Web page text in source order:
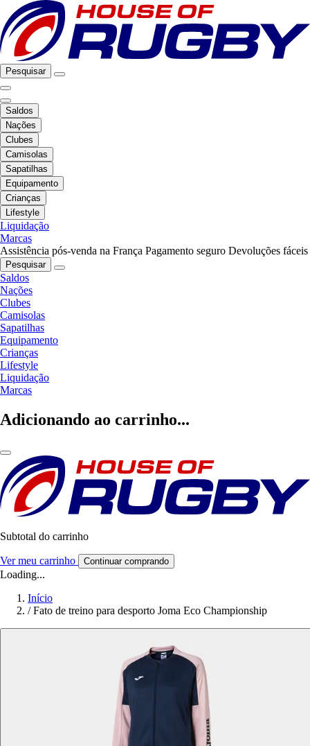
Pesquisar
Saldos
Nações
Clubes
Camisolas
Sapatilhas
Equipamento
Crianças
Lifestyle
Liquidação
Marcas
Assistência pós-venda na França Pagamento seguro Devoluções fáceis
Pesquisar
Saldos
Nações
Clubes
Camisolas
Sapatilhas
Equipamento
Crianças
Lifestyle
Liquidação
Marcas
Adicionando ao carrinho...
Subtotal do carrinho
Ver meu carrinho Continuar comprando
Loading...
Início
/ Fato de treino para desporto Joma Eco Championship